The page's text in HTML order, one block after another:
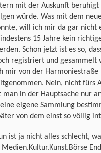
mit der Auskunft
würde. Was mit dem
will ich mir da gar nicht
15 Jahre kein
Schon jetzt ist es so,
registriert und gesammelt
mir von der
Nein, nicht fürs
man in der Hauptsache nur
eigene Sammlung
von dem einst so völlig
ist ja nicht alles schlecht,
Medien.Kultur.Kunst.Börse